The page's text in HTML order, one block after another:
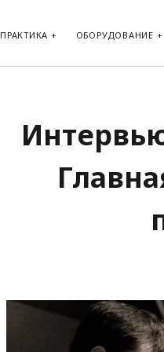
ПРАКТИКА ОБОРУДОВАНИЕ